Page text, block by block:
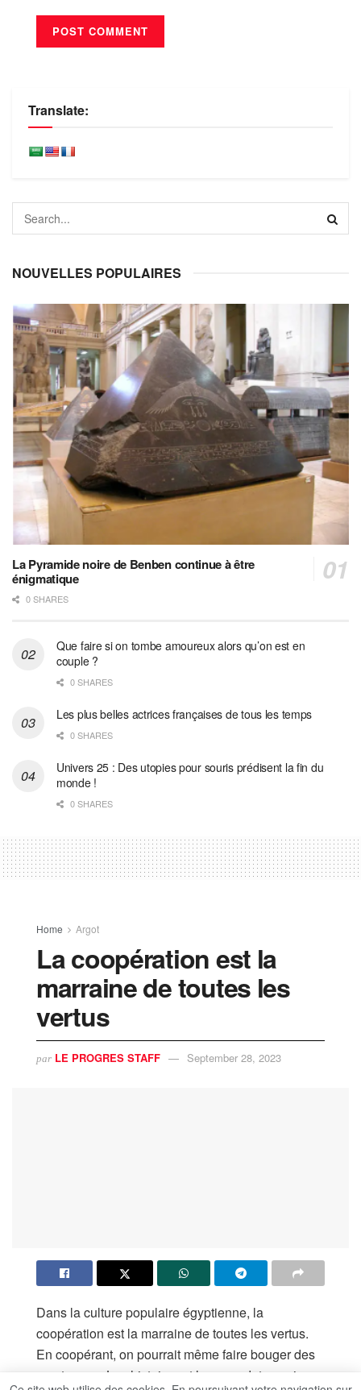
Translate:
NOUVELLES POPULAIRES
La Pyramide noire de Benben continue à être
énigmatique
0 SHARES
Que faire si on tombe amoureux alors qu’on est en
couple ?
0 SHARES
Les plus belles actrices françaises de tous les temps
0 SHARES
Univers 25 : Des utopies pour souris prédisent la fin du
monde !
0 SHARES
Home Argot
La coopération est la
marraine de toutes les
vertus
par LE PROGRES STAFF September 28, 2023
Dans la culture populaire égyptienne, la
coopération est la marraine de toutes les vertus.
En coopérant, on pourrait même faire bouger des
montagnes. Les histoires et les anecdotes qui